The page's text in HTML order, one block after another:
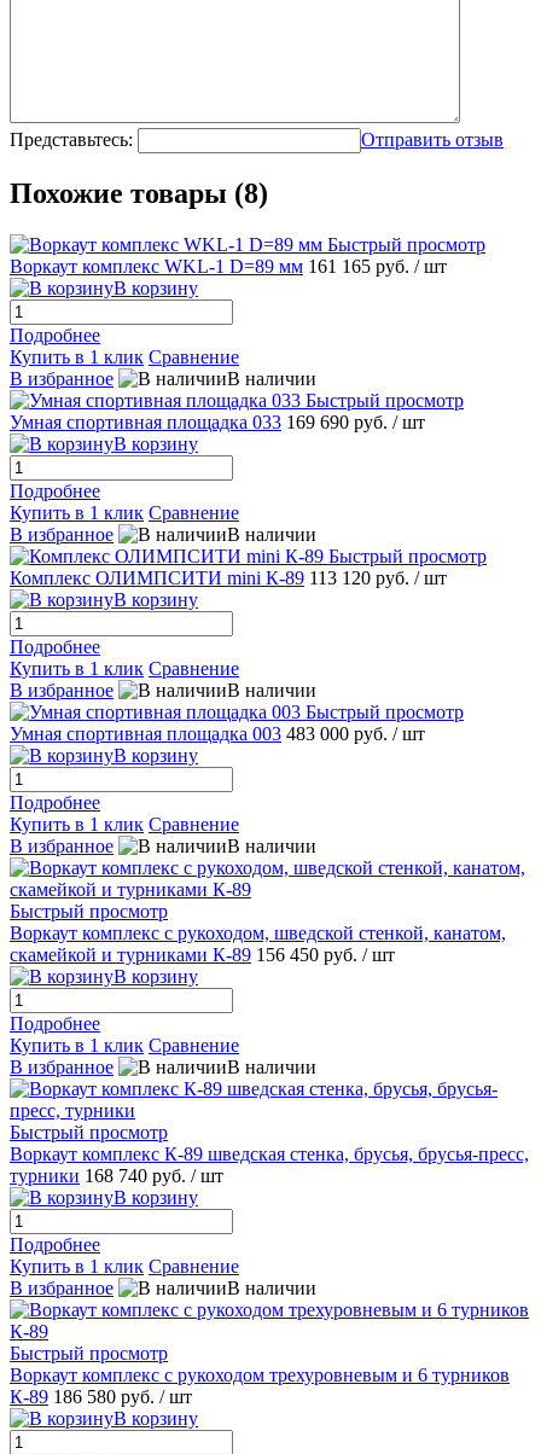
Представьтесь: Отправить отзыв
Похожие товары (8)
Быстрый просмотр
Воркаут комплекс WKL-1 D=89 мм 161 165 руб. / шт
В корзину
Подробнее
Купить в 1 клик Сравнение
В избранное
В наличии
Быстрый просмотр
Умная спортивная площадка 033 169 690 руб. / шт
В корзину
Подробнее
Купить в 1 клик Сравнение
В избранное
В наличии
Быстрый просмотр
Комплекс ОЛИМПСИТИ mini К-89 113 120 руб. / шт
В корзину
Подробнее
Купить в 1 клик Сравнение
В избранное
В наличии
Быстрый просмотр
Умная спортивная площадка 003 483 000 руб. / шт
В корзину
Подробнее
Купить в 1 клик Сравнение
В избранное
В наличии
Быстрый просмотр
Воркаут комплекс с рукоходом, шведской стенкой, канатом,
скамейкой и турниками К-89 156 450 руб. / шт
В корзину
Подробнее
Купить в 1 клик Сравнение
В избранное
В наличии
Быстрый просмотр
Воркаут комплекс К-89 шведская стенка, брусья, брусья-пресс,
турники 168 740 руб. / шт
В корзину
Подробнее
Купить в 1 клик Сравнение
В избранное
В наличии
Быстрый просмотр
Воркаут комплекс с рукоходом трехуровневым и 6 турников
К-89 186 580 руб. / шт
В корзину